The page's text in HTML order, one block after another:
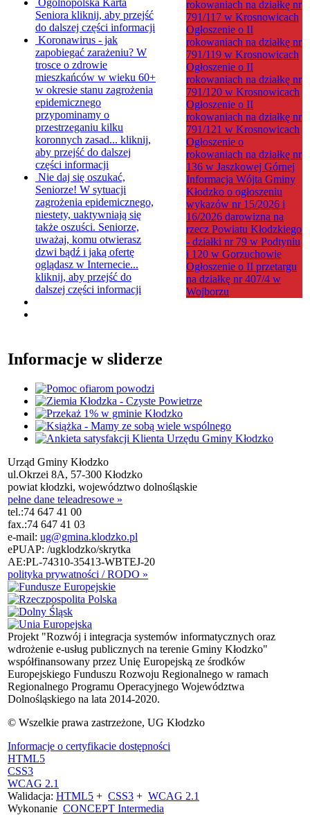
Seniora kliknij, aby przejść
do dalszej części informacji
Koronawirus - jak
zapobiegać zarażeniu? W
trosce o zdrowie
mieszkańców w wieku 60+
w okresie stanu zagrożenia
epidemicznego
przypominamy o
przestrzeganiu kilku
koronnych zasad... kliknij,
aby przejść do dalszej
części informacji
Nie daj się oszukać,
Seniorze! W sytuacji
zagrożenia epidemicznego,
niestety, uaktywniają się
także oszuści. Seniorze,
uważaj, komu otwierasz
dzwi bądź i jaką ofertę
oglądasz w Internecie...
kliknij, aby przejść do
dalszej części informacji
rokowaniach na działkę nr
791/117 w Krosnowicach
Ogłoszenie o II
rokowaniach na działkę nr
791/119 w Krosnowicach
Ogłoszenie o II
rokowaniach na działkę nr
791/120 w Krosnowicach
Ogłoszenie o II
rokowaniach na działkę nr
791/121 w Krosnowicach
Ogłoszenie o
rokowaniach na działkę nr
136 w Jaszkowej Górnej
Informacja Wójta Gminy
Kłodzko o ogłoszeniu
wykazów nr 15/2026 i
16/2026 darowizna na
rzecz Powiatu Kłodzkiego
- działki nr 79 w Podtyniu
i 120 w Gorzuchowie
Ogłoszenie o II przetargu
na działkę nr 407/4 w
Wojborzu
Informacje w sliderze
Urząd Gminy Kłodzko
ul.Okrzei 8A, 57-300 Kłodzko
powiat kłodzki, województwo dolnośląskie
pełne dane teleadresowe »
tel.:74 647 41 00
fax.:74 647 41 03
e-mail: ug@gmina.klodzko.pl
ePUAP: /ugklodzko/skrytka
AE:PL-74310-35413-WBTEJ-20
polityka prywatności / RODO »
Projekt "Rozwój i integracja systemów informatycznych oraz
wdrożenie e-usług publicznych na terenie Gminy Kłodzko"
współfinansowany przez Unię Europejską ze środków
Europejskiego Funduszu Rozwoju Regionalnego w ramach
Regionalnego Programu Operacyjnego Województwa
Dolnośląskiego na lata 2014-2020.
© Wszelkie prawa zastrzeżone, UG Kłodzko
Informacje o certyfikacie dostępności
HTML5
CSS3
WCAG 2.1
Walidacja: HTML5 + CSS3 + WCAG 2.1
Wykonanie CONCEPT Intermedia